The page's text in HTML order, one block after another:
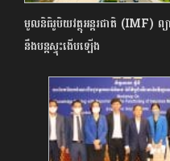
មូលនិធិរូបិយវត្ថុអន្តរជាតិ (IMF) ព្យ
នឹង​បន្ត​ស្ទុះ​ងើប​ឡើង